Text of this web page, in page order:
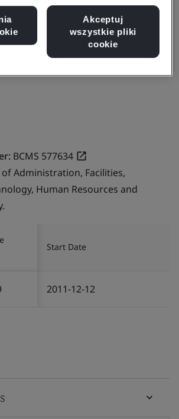
B Block Mississippi
Zone, Plot No. 3A
II, Hinjewadi Rajiv
BCMS 577634
Administration, Facilities,
Human Resources and
Start Date
2011-12-12
Akceptuj
wszystkie pliki
cookie